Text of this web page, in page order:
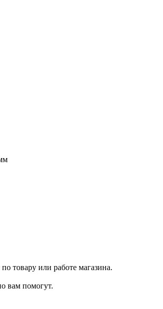
товару или работе магазина.
вам помогут.